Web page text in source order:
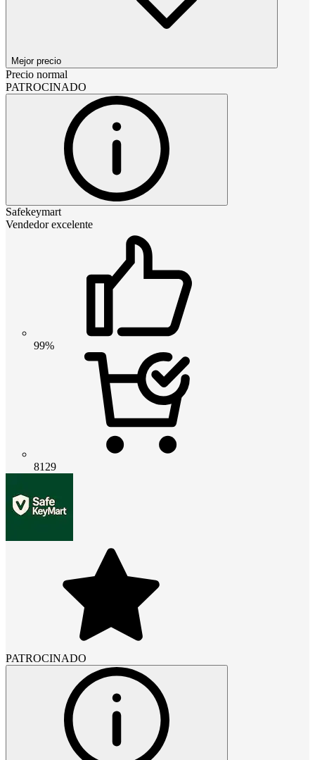
Mejor precio
Precio normal
PATROCINADO
Safekeymart
Vendedor excelente
99%
8129
PATROCINADO